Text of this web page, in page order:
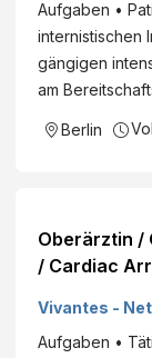
Aufgaben •
internistischen
gängigen
am
Berlin
Oberärztin /
/ Cardiac
Vivantes -
Aufgaben •